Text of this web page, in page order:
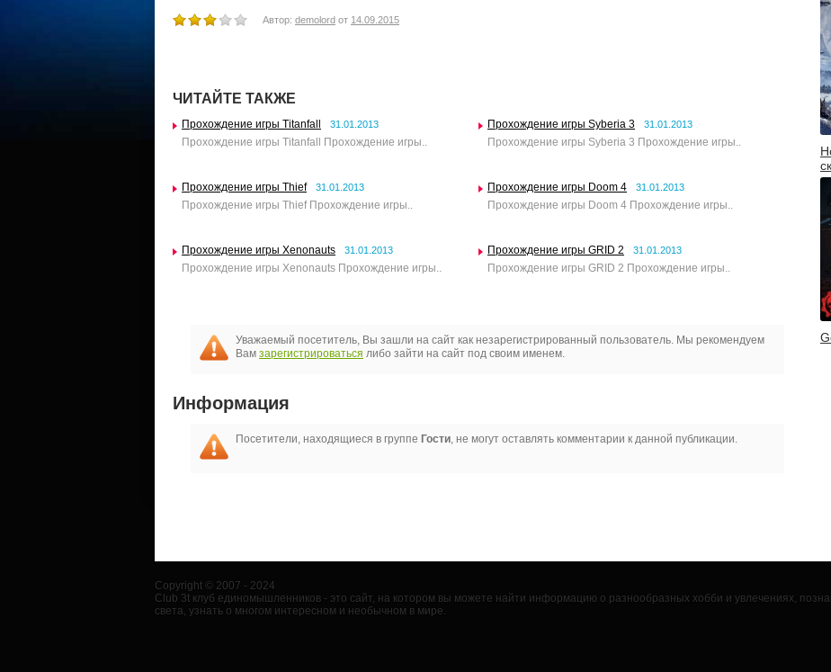
Автор: demolord от 14.09.2015
ЧИТАЙТЕ ТАКЖЕ
Прохождение игры Titanfall 31.01.2013
Прохождение игры Titanfall Прохождение игры..
Прохождение игры Syberia 3 31.01.2013
Прохождение игры Syberia 3 Прохождение игры..
Прохождение игры Thief 31.01.2013
Прохождение игры Thief Прохождение игры..
Прохождение игры Doom 4 31.01.2013
Прохождение игры Doom 4 Прохождение игры..
Прохождение игры Xenonauts 31.01.2013
Прохождение игры Xenonauts Прохождение игры..
Прохождение игры GRID 2 31.01.2013
Прохождение игры GRID 2 Прохождение игры..
Уважаемый посетитель, Вы зашли на сайт как незарегистрированный пользователь. Мы рекомендуем
Вам зарегистрироваться либо зайти на сайт под своим именем.
Информация
Посетители, находящиеся в группе Гости, не могут оставлять комментарии к данной публикации.
Copyright © 2007 - 2024
Club 3t клуб единомышленников - это сайт, на котором вы можете найти информацию о разнообразных хобби и увлечениях,
света, узнать о многом интересном и необычном в мире.